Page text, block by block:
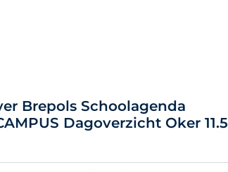
Brepols Schoolagenda
Dagoverzicht Oker 11.5